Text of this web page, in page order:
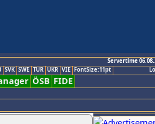
Servertime
SVK SWE TUR UKR VIE FontSize:11pt
ÖSB FIDE